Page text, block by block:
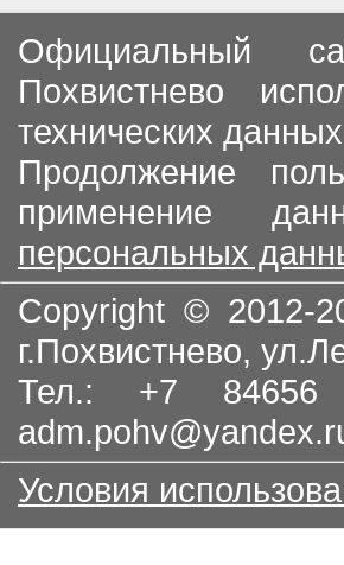
Официальный
Похвистнево
технических
Продолжение
применение
персональных
Copyright © 2012-
г.Похвистнево,
Тел.: +7
Условия